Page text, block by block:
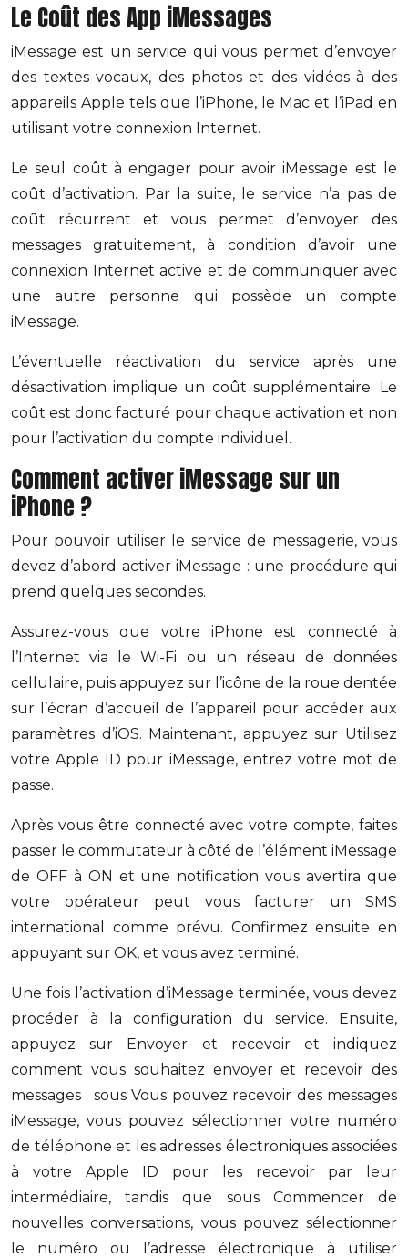
Le Coût des App iMessages
iMessage est un service qui vous permet d’envoyer
des textes vocaux, des photos et des vidéos à des
appareils Apple tels que l’iPhone, le Mac et l’iPad en
utilisant votre connexion Internet.
Le seul coût à engager pour avoir iMessage est le
coût d’activation. Par la suite, le service n’a pas de
coût récurrent et vous permet d’envoyer des
messages gratuitement, à condition d’avoir une
connexion Internet active et de communiquer avec
une autre personne qui possède un compte
iMessage.
L’éventuelle réactivation du service après une
désactivation implique un coût supplémentaire. Le
coût est donc facturé pour chaque activation et non
pour l’activation du compte individuel.
Comment activer iMessage sur un
iPhone ?
Pour pouvoir utiliser le service de messagerie, vous
devez d’abord activer iMessage : une procédure qui
prend quelques secondes.
Assurez-vous que votre iPhone est connecté à
l’Internet via le Wi-Fi ou un réseau de données
cellulaire, puis appuyez sur l’icône de la roue dentée
sur l’écran d’accueil de l’appareil pour accéder aux
paramètres d’iOS. Maintenant, appuyez sur Utilisez
votre Apple ID pour iMessage, entrez votre mot de
passe.
Après vous être connecté avec votre compte, faites
passer le commutateur à côté de l’élément iMessage
de OFF à ON et une notification vous avertira que
votre opérateur peut vous facturer un SMS
international comme prévu. Confirmez ensuite en
appuyant sur OK, et vous avez terminé.
Une fois l’activation d’iMessage terminée, vous devez
procéder à la configuration du service. Ensuite,
appuyez sur Envoyer et recevoir et indiquez
comment vous souhaitez envoyer et recevoir des
messages : sous Vous pouvez recevoir des messages
iMessage, vous pouvez sélectionner votre numéro
de téléphone et les adresses électroniques associées
à votre Apple ID pour les recevoir par leur
intermédiaire, tandis que sous Commencer de
nouvelles conversations, vous pouvez sélectionner
le numéro ou l’adresse électronique à utiliser